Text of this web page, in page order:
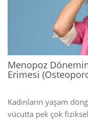
Menopoz
Erimesi
Kadınların yaşam
vücutta pek çok